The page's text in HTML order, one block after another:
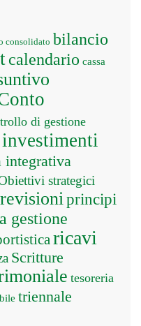
consolidato bilancio
calendario cassa
di gestione
investimenti
integrativa
strategici
principi
gestione
ricavi
Scritture
tesoreria
triennale